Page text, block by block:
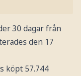
30 dagar från
den 17
köpt 57.744